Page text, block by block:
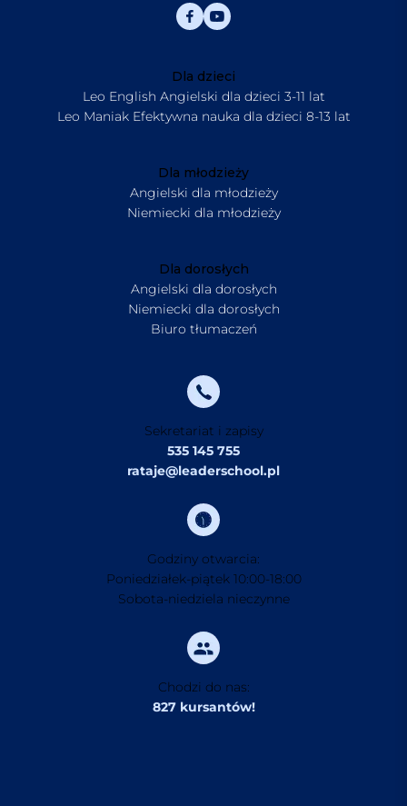
Dla dzieci
Leo English Angielski dla dzieci 3-11 lat
Leo Maniak Efektywna nauka dla dzieci 8-13 lat
Dla młodzieży
Angielski dla młodzieży
Niemiecki dla młodzieży
Dla dorosłych
Angielski dla dorosłych
Niemiecki dla dorosłych
Biuro tłumaczeń
Sekretariat i zapisy
535 145 755
rataje@leaderschool.pl
Godziny otwarcia:
Poniedziałek-piątek 10:00-18:00
Sobota-niedziela nieczynne
Chodzi do nas:
827 kursantów!